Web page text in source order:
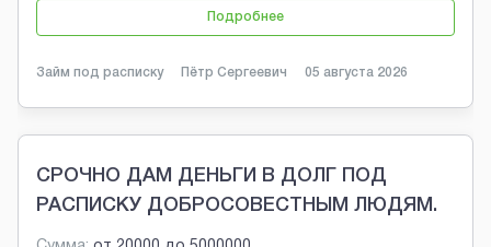
Подробнее
Займ под расписку Пётр Сергеевич 05 августа 2026
СРОЧНО ДАМ ДЕНЬГИ В ДОЛГ ПОД
РАСПИСКУ ДОБРОСОВЕСТНЫМ ЛЮДЯМ.